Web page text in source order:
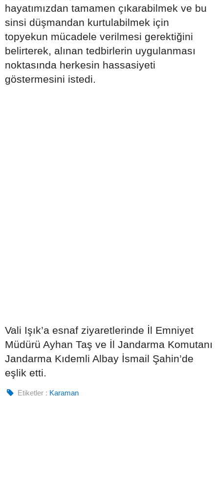
hayatımızdan tamamen çıkarabilmek ve bu
sinsi düşmandan kurtulabilmek için
topyekun mücadele verilmesi gerektiğini
belirterek, alınan tedbirlerin uygulanması
noktasında herkesin hassasiyeti
göstermesini istedi.
Vali Işık’a esnaf ziyaretlerinde İl Emniyet
Müdürü Ayhan Taş ve İl Jandarma Komutanı
Jandarma Kıdemli Albay İsmail Şahin’de
eşlik etti.
Etiketler : Karaman